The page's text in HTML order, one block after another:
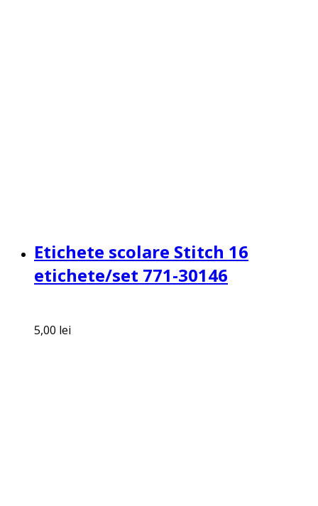
Etichete scolare Stitch 16
etichete/set 771-30146
5,00 lei